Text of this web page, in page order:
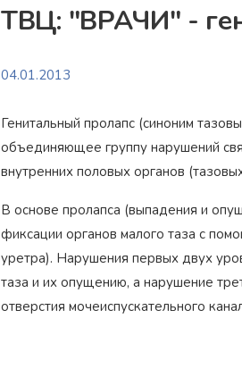
ТВЦ: "ВРАЧИ" -
04.01.2013
Генитальный пролапс (синоним
объединяющее группу нарушений
внутренних половых органов
В основе пролапса (выпадения и
фиксации органов малого таза c
уретра). Нарушения первых двух
таза и их опущению, а нарушение
отверстия мочеиспускательного